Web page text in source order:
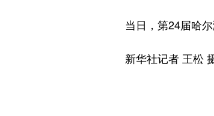
当日，第24届哈尔
新华社记者 王松